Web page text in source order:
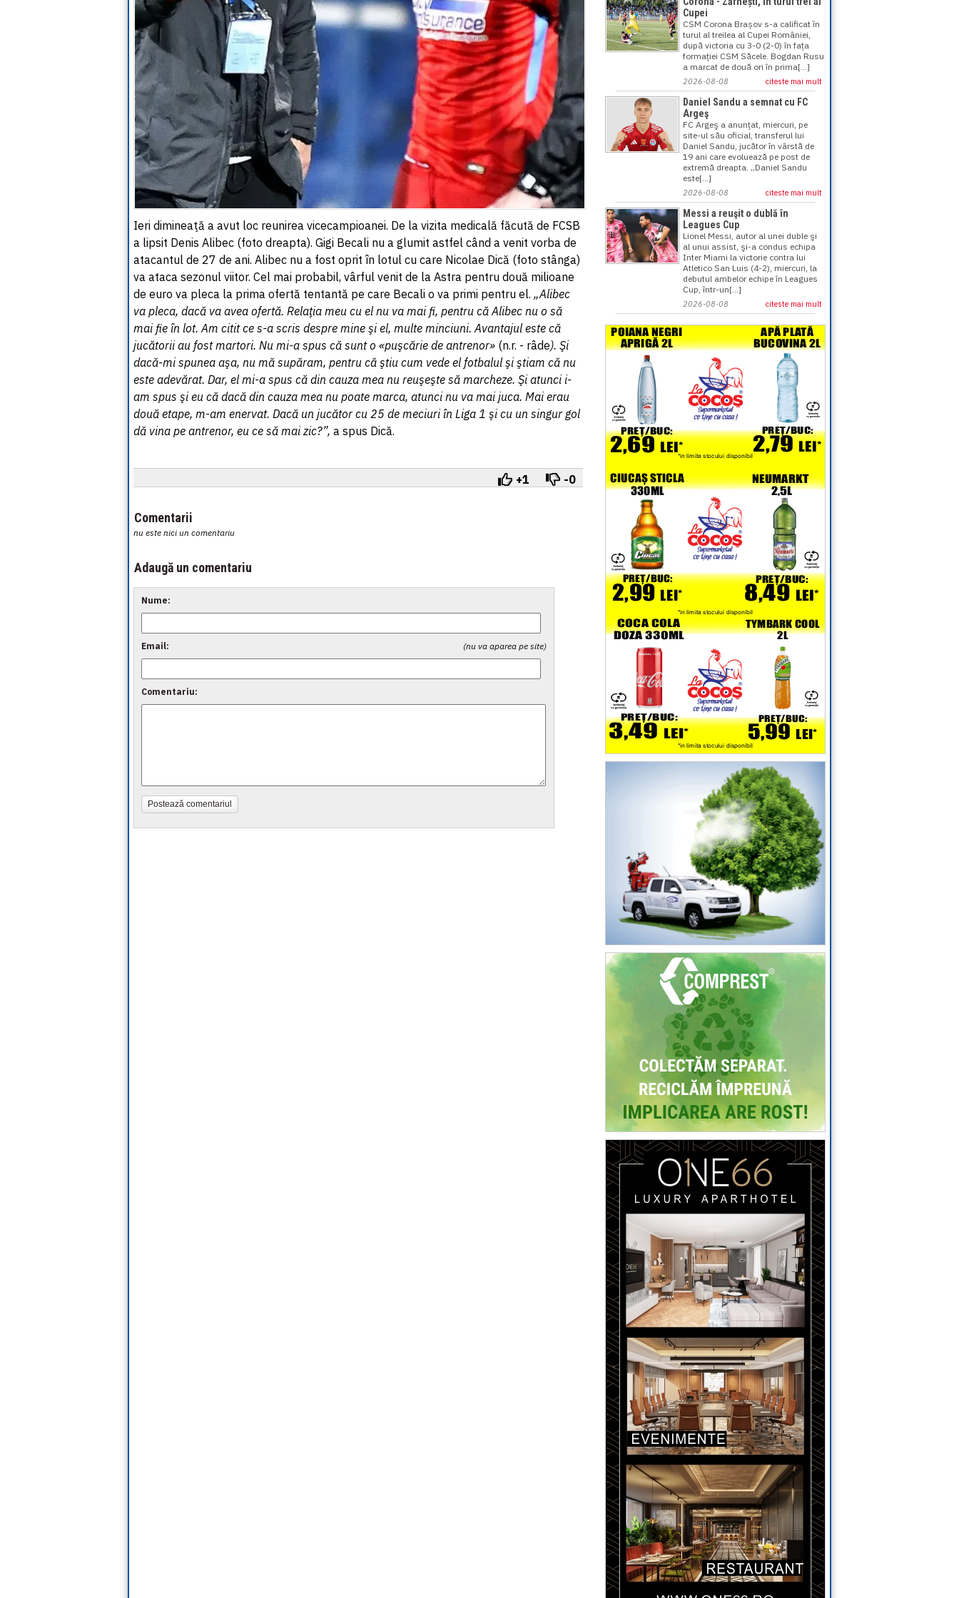
Ieri dimineaţă a avut loc reunirea vicecampioanei. De la vizita medicală făcută de FCSB
a lipsit Denis Alibec (foto dreapta). Gigi Becali nu a glumit astfel când a venit vorba de
atacantul de 27 de ani. Alibec nu a fost oprit în lotul cu care Nicolae Dică (foto stânga)
va ataca sezonul viitor. Cel mai probabil, vârful venit de la Astra pentru două milioane
de euro va pleca la prima ofertă tentantă pe care Becali o va primi pentru el. „Alibec
va pleca, dacă va avea ofertă. Relaţia meu cu el nu va mai fi, pentru că Alibec nu o să
mai fie în lot. Am citit ce s-a scris despre mine şi el, multe minciuni. Avantajul este că
jucătorii au fost martori. Nu mi-a spus că sunt o «puşcărie de antrenor» (n.r. - râde). Şi
dacă-mi spunea aşa, nu mă supăram, pentru că ştiu cum vede el fotbalul şi ştiam că nu
este adevărat. Dar, el mi-a spus că din cauza mea nu reuşeşte să marcheze. Şi atunci i-
am spus şi eu că dacă din cauza mea nu poate marca, atunci nu va mai juca. Mai erau
două etape, m-am enervat. Dacă un jucător cu 25 de meciuri în Liga 1 şi cu un singur gol
dă vina pe antrenor, eu ce să mai zic?”, a spus Dică.
+1 -0
Comentarii
nu este nici un comentariu
Adaugă un comentariu
Nume:
(nu va aparea pe site)
Email:
Comentariu:
Postează comentariul
Cupei
CSM Corona Brașov s-a calificat în
turul al treilea al Cupei României,
după victoria cu 3-0 (2-0) în fața
formației CSM Săcele. Bogdan Rusu
a marcat de două ori în prima[...]
2026-08-08 citeste mai mult
Daniel Sandu a semnat cu FC
Argeş
FC Argeş a anunţat, miercuri, pe
site-ul său oficial, transferul lui
Daniel Sandu, jucător în vârstă de
19 ani care evoluează pe post de
extremă dreapta. „Daniel Sandu
este[...]
2026-08-08 citeste mai mult
Messi a reuşit o dublă în
Leagues Cup
Lionel Messi, autor al unei duble şi
al unui assist, şi-a condus echipa
Inter Miami la victorie contra lui
Atletico San Luis (4-2), miercuri, la
debutul ambelor echipe în Leagues
Cup, într-un[...]
2026-08-08 citeste mai mult